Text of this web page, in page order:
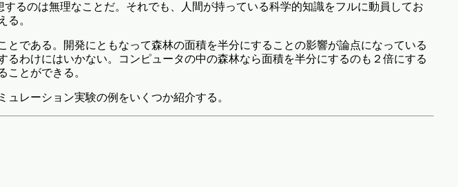
るのは無理なことだ。それでも、人間が持っている科学的知識をフルに動員してお
る。
である。開発にともなって森林の面積を半分にすることの影響が論点になっている
わけにはいかない。コンピュータの中の森林なら面積を半分にするのも２倍にする
とができる。
レーション実験の例をいくつか紹介する。